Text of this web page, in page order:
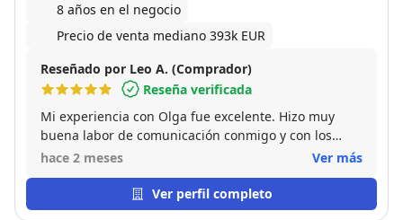
8 años en el negocio
Precio de venta mediano 393k EUR
Reseñado por Leo A. (Comprador)
Reseña verificada
Mi experiencia con Olga fue excelente. Hizo muy
buena labor de comunicación conmigo y con los
vendedores del piso. Respondió siempre
eficaz, con amabilidad y paciencia, incluso después
de haberse efectuado la compra-venta.
hace 2 meses Ver más
Ver perfil completo